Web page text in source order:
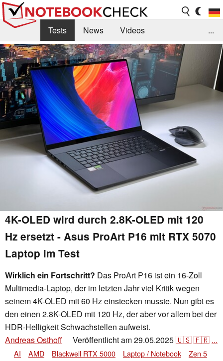
Tests News
Videos
Benchmarks & Tech
Externe Tests
Kaufberatung
Deals Suche
Jobs
Forum
...
4K-OLED wird durch 2.8K-OLED mit 120
Hz ersetzt - Asus ProArt P16 mit RTX 5070
Laptop im Test
Wirklich ein Fortschritt? Das ProArt P16 ist ein 16-Zoll
Multimedia-Laptop, der im letzten Jahr viel Kritik wegen
seinem 4K-OLED mit 60 Hz einstecken musste. Nun gibt es
den einen 2.8K-OLED mit 120 Hz, der aber vor allem bei der
HDR-Helligkeit Schwachstellen aufweist.
Andreas Osthoff
Veröffentlicht am29.05.2025🇺🇸🇫🇷 ...
AI AMD Blackwell RTX 5000 Laptop / Notebook
Zen 5